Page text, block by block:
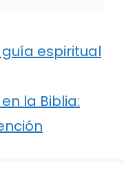
espiritual
la Biblia: